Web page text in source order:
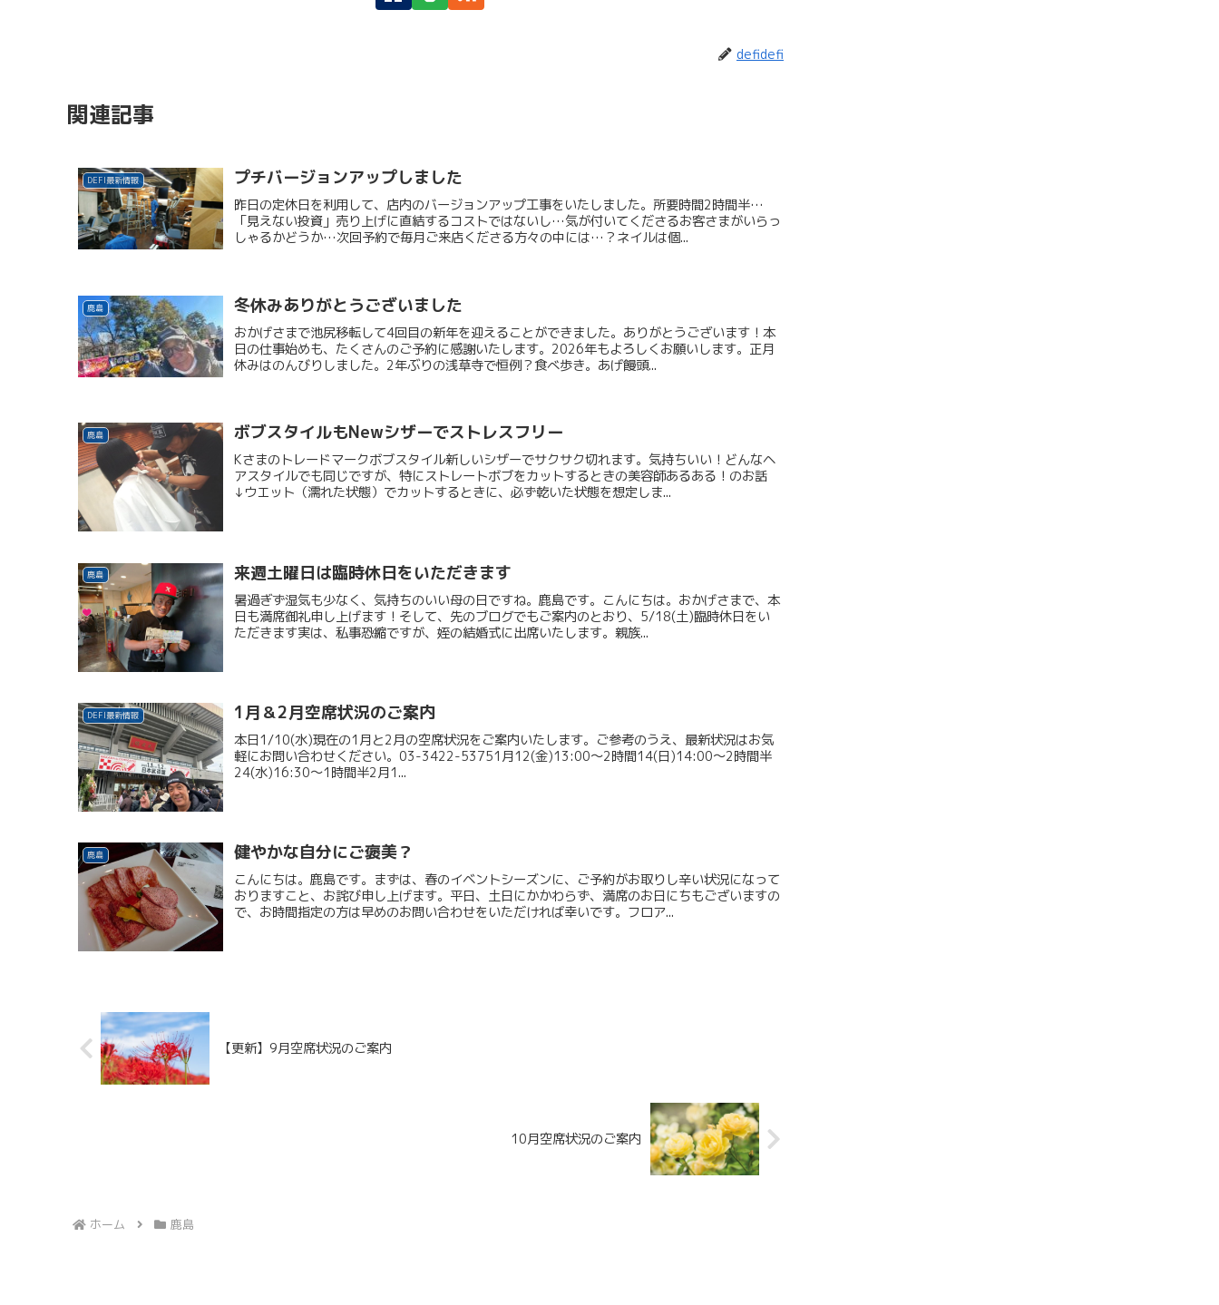
defidefi
関連記事
DEFI最新情報 プチバージョンアップしました
昨日の定休日を利用して、店内のバージョンアップ工事をいたしました。所要時間2時間半…
「見えない投資」売り上げに直結するコストではないし…気が付いてくださるお客さまがいらっ
しゃるかどうか…次回予約で毎月ご来店くださる方々の中には…？ネイルは個...
鹿島 冬休みありがとうございました
おかげさまで池尻移転して4回目の新年を迎えることができました。ありがとうございます！本
日の仕事始めも、たくさんのご予約に感謝いたします。2026年もよろしくお願いします。正月
休みはのんびりしました。2年ぶりの浅草寺で恒例？食べ歩き。あげ饅頭...
鹿島 ボブスタイルもNewシザーでストレスフリー
Kさまのトレードマークボブスタイル新しいシザーでサクサク切れます。気持ちいい！どんなヘ
アスタイルでも同じですが、特にストレートボブをカットするときの美容師あるある！のお話
↓ウエット（濡れた状態）でカットするときに、必ず乾いた状態を想定しま...
鹿島 来週土曜日は臨時休日をいただきます
暑過ぎず湿気も少なく、気持ちのいい母の日ですね。鹿島です。こんにちは。おかげさまで、本
日も満席御礼申し上げます！そして、先のブログでもご案内のとおり、5/18(土)臨時休日をい
ただきます実は、私事恐縮ですが、姪の結婚式に出席いたします。親族...
DEFI最新情報 1月＆2月空席状況のご案内
本日1/10(水)現在の1月と2月の空席状況をご案内いたします。ご参考のうえ、最新状況はお気
軽にお問い合わせください。03-3422-53751月12(金)13:00～2時間14(日)14:00～2時間半
24(水)16:30～1時間半2月1...
鹿島 健やかな自分にご褒美？
こんにちは。鹿島です。まずは、春のイベントシーズンに、ご予約がお取りし辛い状況になって
おりますこと、お詫び申し上げます。平日、土日にかかわらず、満席のお日にちもございますの
で、お時間指定の方は早めのお問い合わせをいただければ幸いです。フロア...
【更新】9月空席状況のご案内
10月空席状況のご案内
ホーム 鹿島